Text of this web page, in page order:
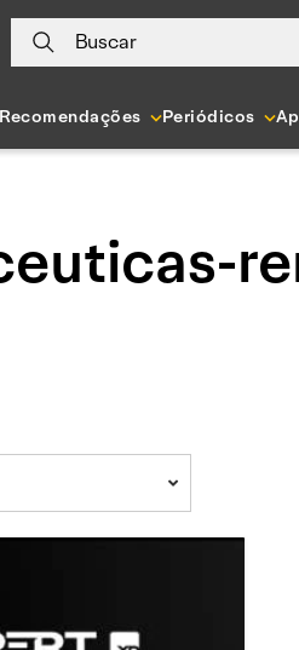
Buscar
Recomendações Periódicos